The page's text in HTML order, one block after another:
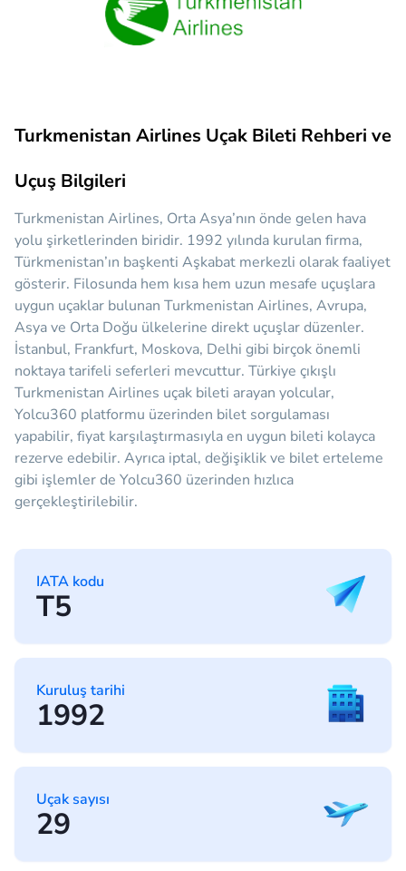
Turkmenistan Airlines Uçak Bileti Rehberi ve
Uçuş Bilgileri
Turkmenistan Airlines, Orta Asya’nın önde gelen hava
yolu şirketlerinden biridir. 1992 yılında kurulan firma,
Türkmenistan’ın başkenti Aşkabat merkezli olarak faaliyet
gösterir. Filosunda hem kısa hem uzun mesafe uçuşlara
uygun uçaklar bulunan Turkmenistan Airlines, Avrupa,
Asya ve Orta Doğu ülkelerine direkt uçuşlar düzenler.
İstanbul, Frankfurt, Moskova, Delhi gibi birçok önemli
noktaya tarifeli seferleri mevcuttur. Türkiye çıkışlı
Turkmenistan Airlines uçak bileti arayan yolcular,
Yolcu360 platformu üzerinden bilet sorgulaması
yapabilir, fiyat karşılaştırmasıyla en uygun bileti kolayca
rezerve edebilir. Ayrıca iptal, değişiklik ve bilet erteleme
gibi işlemler de Yolcu360 üzerinden hızlıca
gerçekleştirilebilir.
IATA kodu
T5
Kuruluş tarihi
1992
Uçak sayısı
29